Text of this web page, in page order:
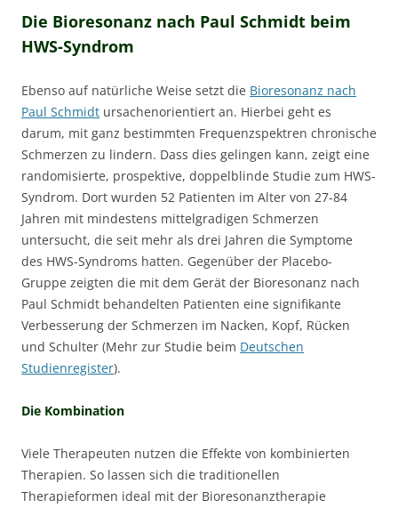
Die Bioresonanz nach Paul Schmidt beim
HWS-Syndrom
Ebenso auf natürliche Weise setzt die Bioresonanz nach
Paul Schmidt ursachenorientiert an. Hierbei geht es
darum, mit ganz bestimmten Frequenzspektren chronische
Schmerzen zu lindern. Dass dies gelingen kann, zeigt eine
randomisierte, prospektive, doppelblinde Studie zum HWS-
Syndrom. Dort wurden 52 Patienten im Alter von 27-84
Jahren mit mindestens mittelgradigen Schmerzen
untersucht, die seit mehr als drei Jahren die Symptome
des HWS-Syndroms hatten. Gegenüber der Placebo-
Gruppe zeigten die mit dem Gerät der Bioresonanz nach
Paul Schmidt behandelten Patienten eine signifikante
Verbesserung der Schmerzen im Nacken, Kopf, Rücken
und Schulter (Mehr zur Studie beim Deutschen
Studienregister).
Die Kombination
Viele Therapeuten nutzen die Effekte von kombinierten
Therapien. So lassen sich die traditionellen
Therapieformen ideal mit der Bioresonanztherapie